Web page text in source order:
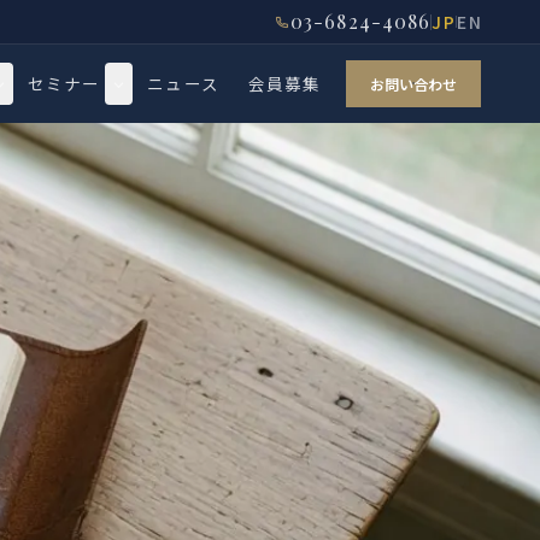
03-6824-4086JPEN
セミナー ニュース 会員募集 お問い合わせ